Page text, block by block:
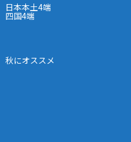
日本本土4端
四国4端
秋にオススメ